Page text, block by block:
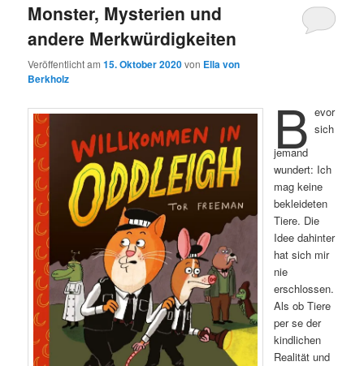
Monster, Mysterien und
andere Merkwürdigkeiten
Veröffentlicht am15. Oktober 2020von Ella von
Berkholz
B evor
sich
jemand
wundert: Ich
mag keine
bekleideten
Tiere. Die
Idee dahinter
hat sich mir
nie
erschlossen.
Als ob Tiere
per se der
kindlichen
Realität und